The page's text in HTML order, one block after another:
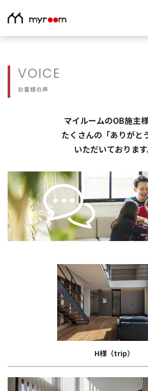
VOICE
お客様の声
マイルームのOB施主
たくさんの「ありがと
いただいております
H様（trip）